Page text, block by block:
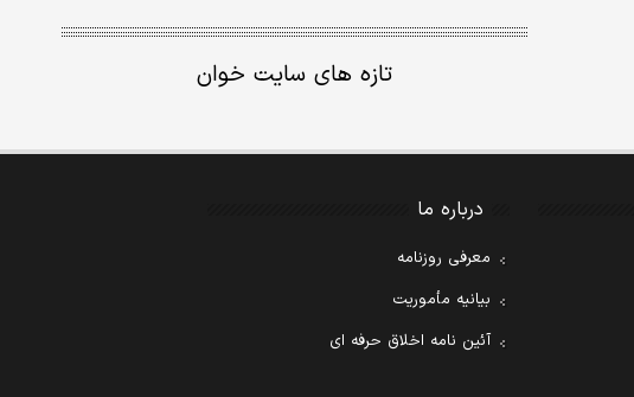
تازه های سایت خوان
درباره ما
معرفی روزنامه
بیانیه مأموریت
آئین نامه اخلاق حرفه ای